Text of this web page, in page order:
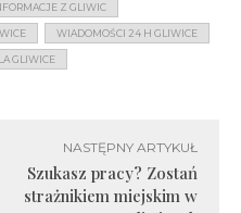
Z GLIWIC
WIADOMOŚCI 24 H GLIWICE
GLIWICE
NASTĘPNY ARTYKUŁ
Szukasz pracy? Zostań
strażnikiem miejskim w